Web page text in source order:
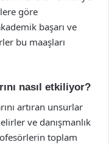
göre
başarı ve
bu maaşları
nasıl etkiliyor?
artıran unsurlar
ve danışmanlık
toplam